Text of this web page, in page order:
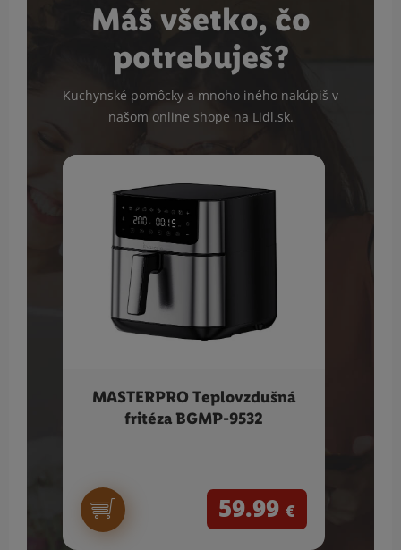
Máš všetko, čo
potrebuješ?
Kuchynské pomôcky a mnoho iného nakúpiš v
našom online shope na Lidl.sk.
MASTERPRO Teplovzdušná
fritéza BGMP-9532
59.99 €